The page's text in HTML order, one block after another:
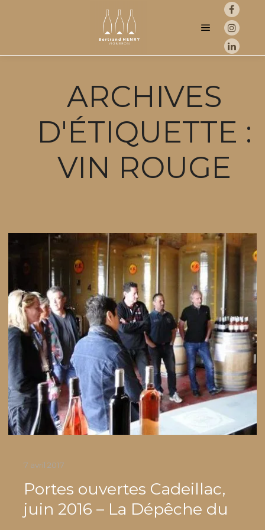
Menu
ARCHIVES
D'ÉTIQUETTE :
VIN ROUGE
7 avril 2017
Portes ouvertes Cadeillac,
juin 2016 – La Dépêche du